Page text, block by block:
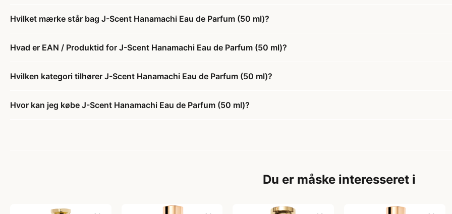
Hvilket mærke står bag J-Scent Hanamachi Eau de Parfum (50 ml)?
Hvad er EAN / Produktid for J-Scent Hanamachi Eau de Parfum (50 ml)?
Hvilken kategori tilhører J-Scent Hanamachi Eau de Parfum (50 ml)?
Hvor kan jeg købe J-Scent Hanamachi Eau de Parfum (50 ml)?
Du er måske interesseret i